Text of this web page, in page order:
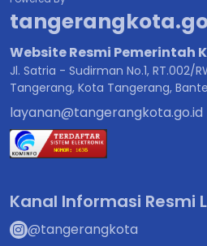
Website Resmi Pemerintah
Jl. Satria - Sudirman No.1, RT.002/
Tangerang, Kota Tangerang, Banten
layanan@tangerangkota.go.id
Kanal Informasi Resmi
@tangerangkota